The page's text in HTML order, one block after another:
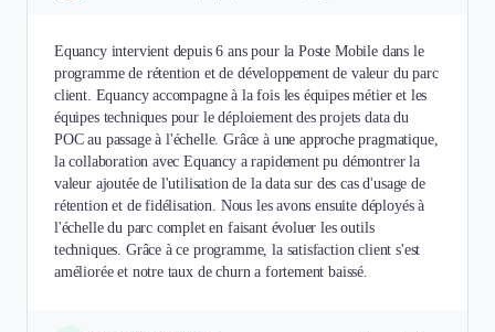
Equancy intervient depuis 6 ans pour la Poste Mobile dans le
programme de rétention et de développement de valeur du parc
client. Equancy accompagne à la fois les équipes métier et les
équipes techniques pour le déploiement des projets data du
POC au passage à l'échelle. Grâce à une approche pragmatique,
la collaboration avec Equancy a rapidement pu démontrer la
valeur ajoutée de l'utilisation de la data sur des cas d'usage de
rétention et de fidélisation. Nous les avons ensuite déployés à
l'échelle du parc complet en faisant évoluer les outils
techniques. Grâce à ce programme, la satisfaction client s'est
améliorée et notre taux de churn a fortement baissé.